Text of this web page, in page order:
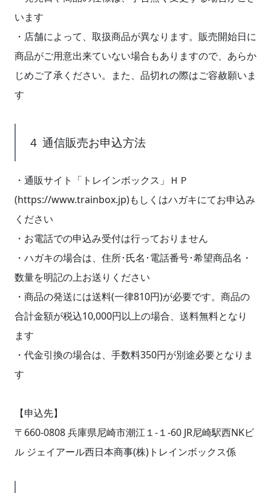
います
・店舗によって、取扱商品が異なります。販売開始日に
商品がご用意出来ていない場合もありますので、あらか
じめご了承ください。また、品切れの際はご容赦願いま
す
４ 通信販売お申込方法
・通販サイト「トレインボックス」ＨＰ
(https://www.trainbox.jp)もしくはハガキにてお申込み
ください
・お電話での申込み受付は行っておりません
・ハガキの場合は、住所･氏名･電話番号･希望商品名・
数量を明記の上お送りください
・商品の発送には送料(一律810円)が必要です。商品の
合計金額が税込10,000円以上の場合、送料無料となり
ます
・代金引換の場合は、手数料350円が別途必要となりま
す
【申込先】
〒660-0808 兵庫県尼崎市潮江１-１-60 JR尼崎駅西NKビ
ル ジェイアール西日本商事(株)トレインボックス係